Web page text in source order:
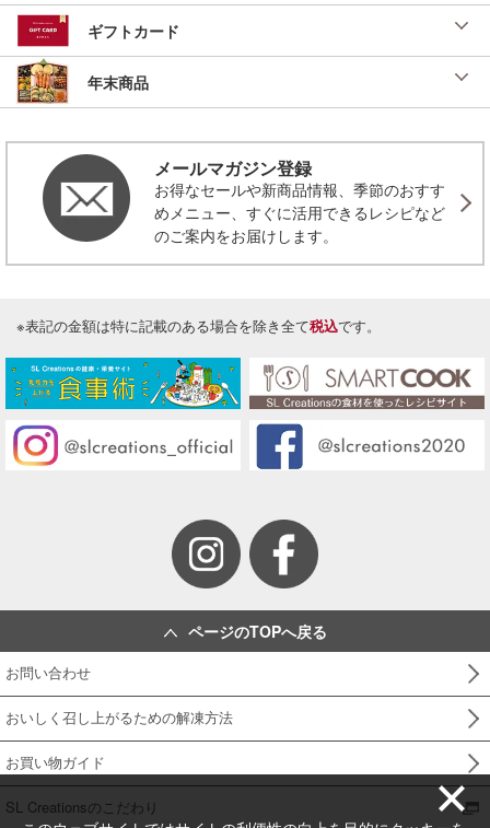
ギフトカード
年末商品
メールマガジン登録
お得なセールや新商品情報、季節のおすす
めメニュー、すぐに活用できるレシピなど
のご案内をお届けします。
※表記の金額は特に記載のある場合を除き全て税込です。
ページのTOPへ戻る
お問い合わせ
おいしく召し上がるための解凍方法
お買い物ガイド
SL Creationsのこだわり